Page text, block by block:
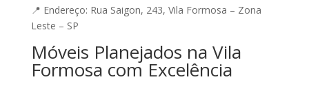
📍 Endereço: Rua Saigon, 243, Vila Formosa – Zona
Leste – SP
Móveis Planejados na Vila
Formosa com Excelência